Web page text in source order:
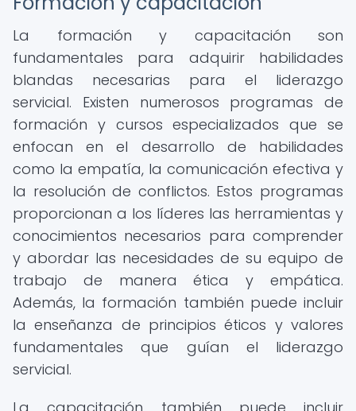
La formación y capacitación son
fundamentales para adquirir habilidades
blandas necesarias para el liderazgo
servicial. Existen numerosos programas de
formación y cursos especializados que se
enfocan en el desarrollo de habilidades
como la empatía, la comunicación efectiva y
la resolución de conflictos. Estos programas
proporcionan a los líderes las herramientas y
conocimientos necesarios para comprender
y abordar las necesidades de su equipo de
trabajo de manera ética y empática.
Además, la formación también puede incluir
la enseñanza de principios éticos y valores
fundamentales que guían el liderazgo
servicial.